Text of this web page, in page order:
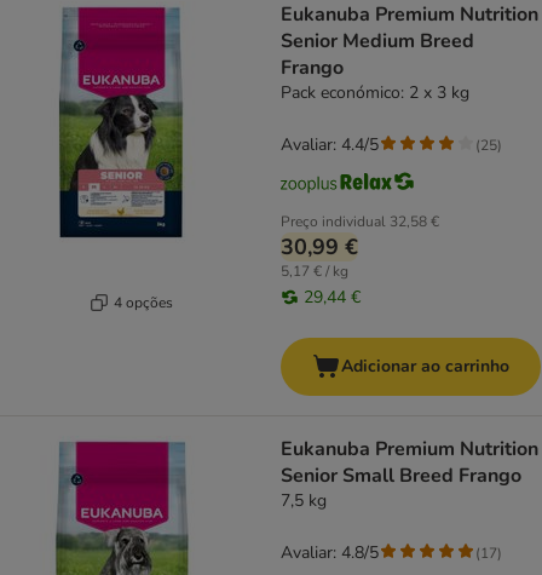
4 opções
Eukanuba Premium Nutrition
Senior Medium Breed
Frango
Pack económico: 2 x 3 kg
Preço individual 32,58 €
30,99 €
5,17 € / kg
29,44 €
Avaliar: 4.4/5 (25)
Adicionar ao carrinho
Eukanuba Premium Nutrition
Senior Small Breed Frango
7,5 kg
Avaliar: 4.8/5 (17)